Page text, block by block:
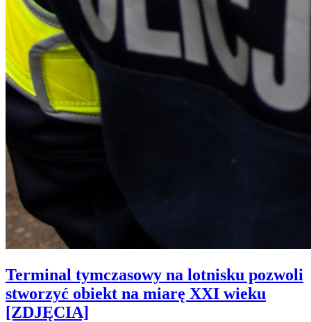
Terminal tymczasowy na lotnisku pozwoli
stworzyć obiekt na miarę XXI wieku
[ZDJĘCIA]